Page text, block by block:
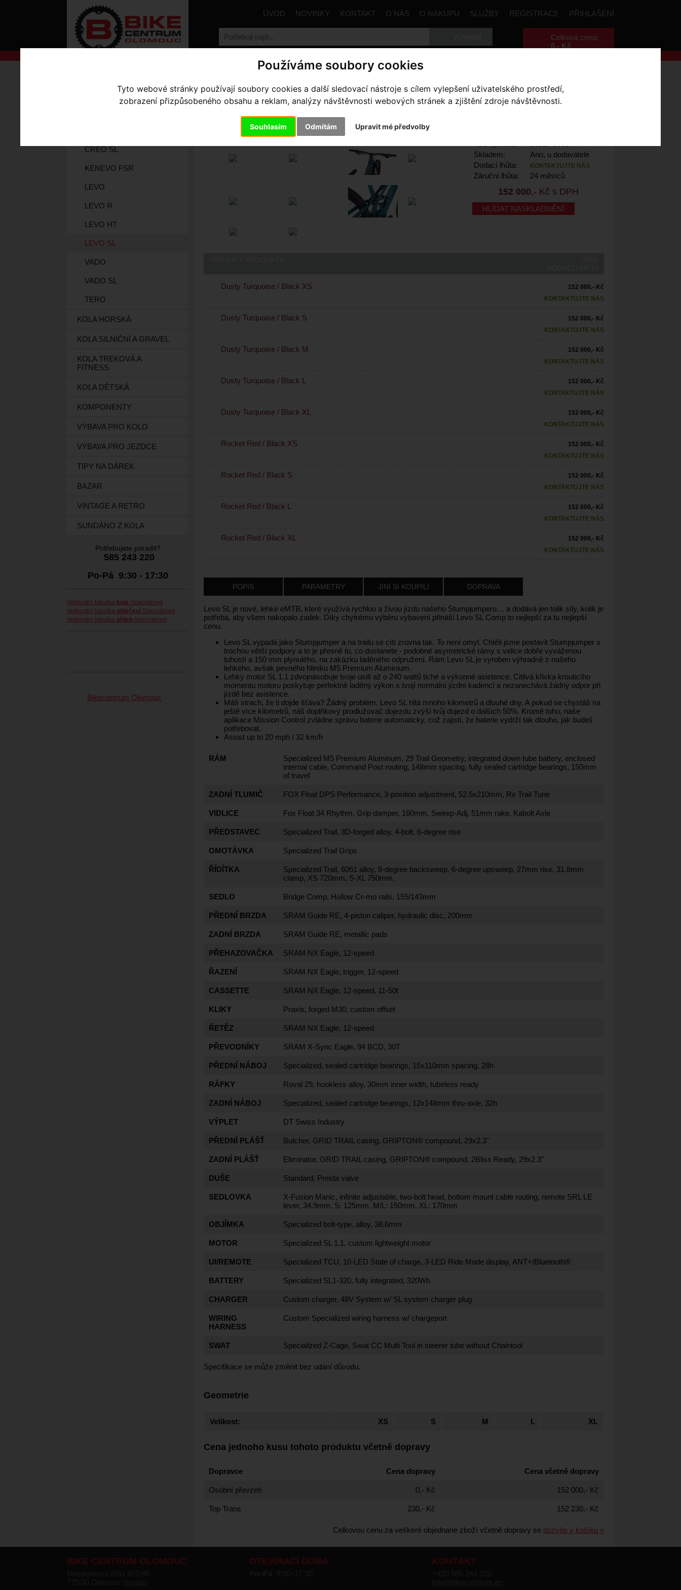
Používáme soubory cookies
Tyto webové stránky používají soubory cookies a další sledovací nástroje s cílem vylepšení uživatelského prostředí,
zobrazení přizpůsobeného obsahu a reklam, analýzy návštěvnosti webových stránek a zjištění zdroje návštěvnosti.
Souhlasím Odmítám Upravit mé předvolby
ÚVOD NOVINKY KONTAKT O NÁS O NÁKUPU SLUŽBY REGISTRACE PŘIHLÁŠENÍ
Celková cena:
0,- Kč
KOLA S-WORKS
CREO SL
KENEVO FSR
LEVO
LEVO R
LEVO HT
LEVO SL
VADO
VADO SL
TERO
KOLA HORSKÁ
KOLA SILNIČNÍ A GRAVEL
KOLA TREKOVÁ A
FITNESS
KOLA DĚTSKÁ
KOMPONENTY
VÝBAVA PRO KOLO
VÝBAVA PRO JEZDCE
TIPY NA DÁREK
BAZAR
VINTAGE A RETRO
SUNDÁNO Z KOLA
Potřebujete poradit?
585 243 220
Po-Pá 9:30 - 17:30
Velikostní tabulka kola Specialized
Velikostní tabulka oblečení Specialized
Velikostní tabulka přileb Specialized
Bikecentrum Olomouc
Elektrokola Levo SL Turbo Levo SL Comp
TURBO LEVO SL COMP - Dusty Turquoise / Black M
Skladem:
Ano, u dodavatele
Dodací lhůta:
KONTAKTUJTE NÁS
Záruční lhůta: 24 měsíců
152 000,- Kč s DPH
HLÍDAT NASKLADNĚNÍ
Dusty Turquoise / Black XS
152 000,- Kč
KONTAKTUJTE NÁS
Dusty Turquoise / Black S
152 000,- Kč
KONTAKTUJTE NÁS
Dusty Turquoise / Black M
152 000,- Kč
KONTAKTUJTE NÁS
Dusty Turquoise / Black L
152 000,- Kč
KONTAKTUJTE NÁS
Dusty Turquoise / Black XL
152 000,- Kč
KONTAKTUJTE NÁS
Rocket Red / Black XS
152 000,- Kč
KONTAKTUJTE NÁS
Rocket Red / Black S
152 000,- Kč
KONTAKTUJTE NÁS
Rocket Red / Black L
152 000,- Kč
KONTAKTUJTE NÁS
Rocket Red / Black XL
152 000,- Kč
KONTAKTUJTE NÁS
POPIS PARAMETRY JINÍ SI KOUPILI DOPRAVA
Levo SL je nové, lehké eMTB, které využívá rychlou a živou jízdu našeho Stumpjumperu… a dodává jen tolik síly, kolik je
potřeba, aby všem nakopalo zadek. Díky chytrému výběru vybavení přináší Levo SL Comp to nejlepší za tu nejlepší
cenu.
Levo SL vypadá jako Stumpjumper a na trailu se cítí zrovna tak. To není omyl. Chtěli jsme postavit Stumpjumper s
trochou větší podpory a to je přesně to, co dostanete - podobné asymetrické rámy s velice dobře vyváženou
tuhostí a 150 mm plynulého, na zakázku laděného odpružení. Rám Levo SL je vyroben výhradně z našeho
lehkého, avšak pevného hliníku M5 Premium Aluminium.
Lehký motor SL 1.1 zdvojnásobuje tvoje úsilí až o 240 wattů tiché a výkonné asistence. Citlivá křivka krouticího
momentu motoru poskytuje perfektně laděný výkon s tvojí normální jízdní kadencí a nezanechává žádný odpor při
jízdě bez asistence.
Máš strach, že ti dojde šťáva? Žádný problém. Levo SL hltá mnoho kilometrů a dlouhé dny. A pokud se chystáš na
ještě více kilometrů, náš doplňkový prodlužovač dojezdu zvýší tvůj dojezd o dalších 50%. Kromě toho, naše
aplikace Mission Control zvládne správu baterie automaticky, což zajistí, že baterie vydrží tak dlouho, jak budeš
potřebovat.
Assist up to 20 mph / 32 km/h
RÁM
Specialized M5 Premium Aluminum, 29 Trail Geometry, integrated down tube battery, enclosed
internal cable, Command Post routing, 148mm spacing, fully sealed cartridge bearings, 150mm
of travel
ZADNÍ TLUMIČ FOX Float DPS Performance, 3-position adjustment, 52.5x210mm, Rx Trail Tune
VIDLICE Fox Float 34 Rhythm, Grip damper, 160mm, Sweep-Adj, 51mm rake, Kabolt Axle
PŘEDSTAVEC Specialized Trail, 3D-forged alloy, 4-bolt, 6-degree rise
OMOTÁVKA Specialized Trail Grips
ŘÍDÍTKA
Specialized Trail, 6061 alloy, 8-degree backsweep, 6-degree upsweep, 27mm rise, 31.8mm
clamp, XS 720mm, S-XL 750mm,
SEDLO Bridge Comp, Hollow Cr-mo rails, 155/143mm
PŘEDNÍ BRZDA SRAM Guide RE, 4-piston caliper, hydraulic disc, 200mm
ZADNÍ BRZDA SRAM Guide RE, metallic pads
PŘEHAZOVAČKA SRAM NX Eagle, 12-speed
ŘAZENÍ SRAM NX Eagle, trigger, 12-speed
CASSETTE SRAM NX Eagle, 12-speed, 11-50t
KLIKY Praxis, forged M30, custom offset
ŘETĚZ SRAM NX Eagle, 12-speed
PŘEVODNÍKY SRAM X-Sync Eagle, 94 BCD, 30T
PŘEDNÍ NÁBOJ Specialized, sealed cartridge bearings, 15x110mm spacing, 28h
RÁFKY Roval 29, hookless alloy, 30mm inner width, tubeless ready
ZADNÍ NÁBOJ Specialized, sealed cartridge bearings, 12x148mm thru-axle, 32h
VÝPLET DT Swiss Industry
PŘEDNÍ PLÁŠŤ Butcher, GRID TRAIL casing, GRIPTON® compound, 29x2.3"
ZADNÍ PLÁŠŤ Eliminator, GRID TRAIL casing, GRIPTON® compound, 2Bliss Ready, 29x2.3"
DUŠE Standard, Presta valve
SEDLOVKA
X-Fusion Manic, infinite adjustable, two-bolt head, bottom mount cable routing, remote SRL LE
lever, 34.9mm, S: 125mm, M/L: 150mm, XL: 170mm
OBJÍMKA Specialized bolt-type, alloy, 38.6mm
MOTOR Specialized SL 1.1, custom lightweight motor
UI/REMOTE Specialized TCU, 10-LED State of charge, 3-LED Ride Mode display, ANT+/Bluetooth®
BATTERY Specialized SL1-320, fully integrated, 320Wh
CHARGER Custom charger, 48V System w/ SL system charger plug
WIRING
HARNESS
Custom Specialized wiring harness w/ chargeport
SWAT Specialized Z-Cage, Swat CC Multi Tool in steerer tube without Chaintool
Specifikace se může změnit bez udání důvodu.
Geometrie
Velikost: XS S M L XL
Cena jednoho kusu tohoto produktu včetně dopravy
Dopravce Cena dopravy Cena včetně dopravy
Osobní převzetí 0,- Kč 152 000,- Kč
Top Trans 230,- Kč 152 230,- Kč
Celkovou cenu za veškeré objednané zboží včetně dopravy se dozvíte v košíku »
BIKE CENTRUM OLOMOUC OTEVÍRACÍ DOBA KONTAKT